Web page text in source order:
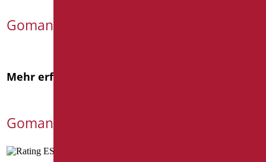
Goman @Cersaie 2026
Mehr erfahren
Goman verbessert den ESG-Score 2025